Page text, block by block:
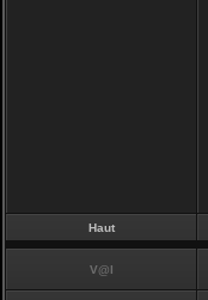
Haut
V@l